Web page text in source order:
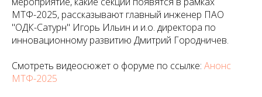
МТФ-2025, рассказывают главный инженер ПАО
"ОДК-Сатурн" Игорь Ильин и и.о. директора по
инновационному развитию Дмитрий Городничев.
Смотреть видеосюжет о форуме по ссылке: Анонс
МТФ-2025